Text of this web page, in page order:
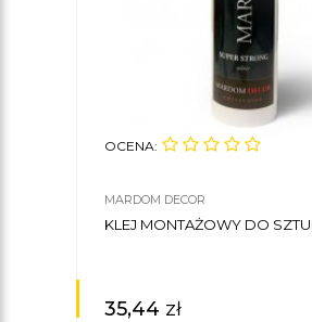
OCENA:
MARDOM DECOR
KLEJ MONTAŻOWY DO
35,44 zł